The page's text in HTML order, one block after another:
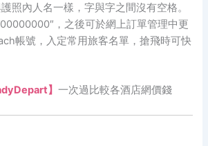
照內人名一樣，字與字之間沒有空格。
，之後可於網上訂單管理中更
帳號，入定常用旅客名單，搶飛時可快
】一次過比較各酒店網價錢